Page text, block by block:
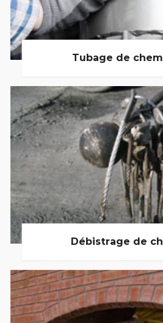
Tubage de
Débistrage de